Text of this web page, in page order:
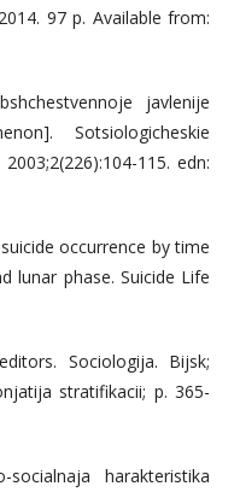
97 p. Available from:
javlenije
Sotsiologicheskie
115. edn:
occurrence by time
lunar phase. Suicide Life
Sociologija. Bijsk;
stratifikacii; p. 365-
harakteristika